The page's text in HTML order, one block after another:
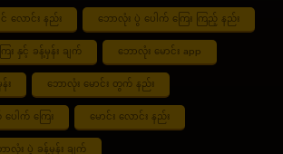
လောင်း နည်း ဘောလုံး ပွဲ ပေါက် ကြေး ကြည့် နည်း
း နှင့် ခန့်မှန်း ချက် ဘောလုံး မောင်း app
း ဘောလုံး မောင်း တွက် နည်း
ေါက် ကြေး မောင်း လောင်း နည်း
လုံး ပွဲ ခန့်မှန်း ချက်